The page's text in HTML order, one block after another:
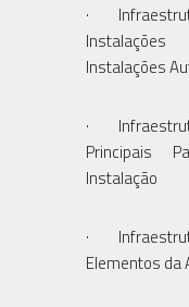
·
Instalações
·
Principais
Instalação
·
Elementos da